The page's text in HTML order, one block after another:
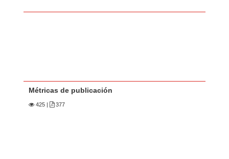
Métricas de publicación
425 | 377